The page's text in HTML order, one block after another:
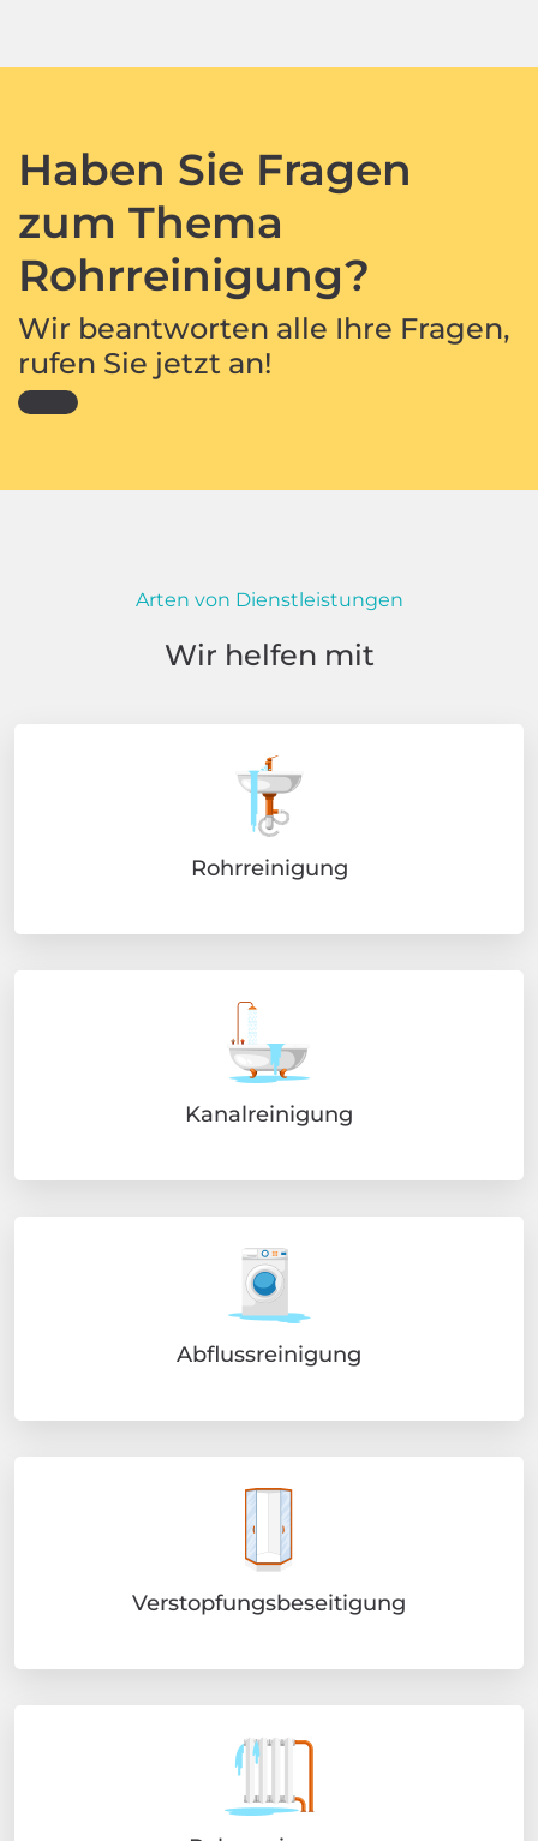
Haben Sie Fragen
zum Thema
Rohrreinigung?
Wir beantworten alle Ihre Fragen,
rufen Sie jetzt an!
Arten von Dienstleistungen
Wir helfen mit
Rohrreinigung
Kanalreinigung
Abflussreinigung
Verstopfungsbeseitigung